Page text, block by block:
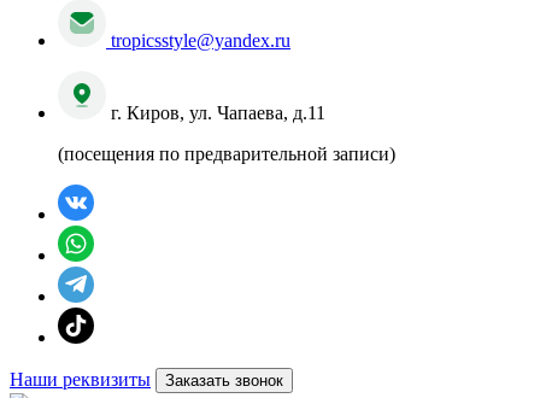
tropicsstyle@yandex.ru
г. Киров, ул. Чапаева, д.11
(посещения по предварительной записи)
Наши реквизиты Заказать звонок